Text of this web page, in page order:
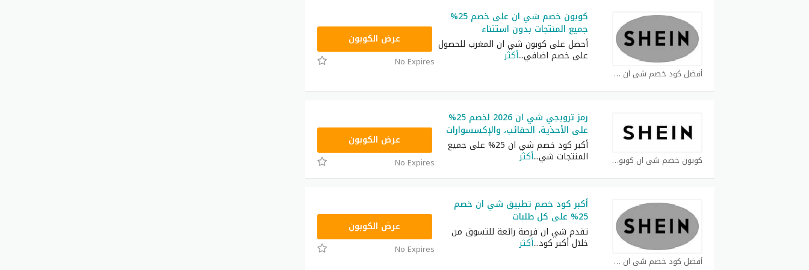
أفضل كود خصم شي ان كوبون
كوبون خصم شي ان على خصم 25%
جميع المنتجات بدون استتناء
أحصل على كوبون شي ان المغرب للحصول
على خصم اضافي...أكثر
عرض الكوبون
No Expires
كوبون خصم شي ان كوبون
رمز ترويجي شي ان 2026 لخصم 25%
على الأحذية، الحقائب، والإكسسوارات
أكبر كود خصم شي ان 25% على جميع
المنتجات شي...أكثر
عرض الكوبون
No Expires
أفضل كود خصم شي ان كوبون
أكبر كود خصم تطبيق شي ان خصم
25% على كل طلبات
تقدم شي ان فرصة رائعة للتسوق من
خلال أكبر كود...أكثر
عرض الكوبون
No Expires